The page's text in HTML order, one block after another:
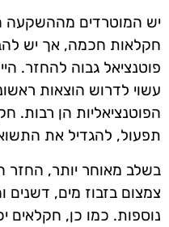
יש המוטרדים מההשקעה
חקלאות חכמה, אך יש
פוטנציאל גבוה להחזר.
עשוי לדרוש הוצאות
הפוטנציאליות הן רבות.
תפעול, להגדיל את
בשלב מאוחר יותר,
צמצום בזבוז מים, דשנים
נוספות. כמו כן, חקלאים